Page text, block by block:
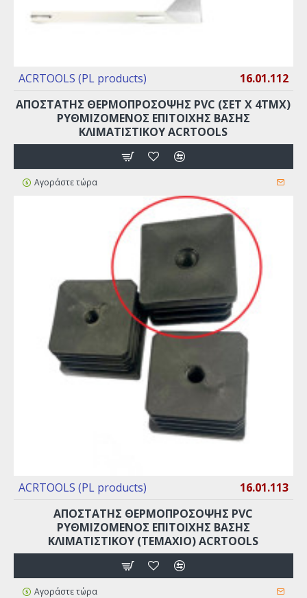
ACRTOOLS (PL products)
16.01.112
ΑΠΟΣΤΑΤΗΣ ΘΕΡΜΟΠΡΟΣΟΨΗΣ PVC (ΣΕΤ X 4ΤΜΧ)
ΡΥΘΜΙΖΌΜΕΝΟΣ ΕΠΙΤΟΙΧΗΣ ΒΑΣΗΣ
ΚΛΙΜΑΤΙΣΤΙΚΟΥ ACRTOOLS
Αγοράστε τώρα
ACRTOOLS (PL products)
16.01.113
ΑΠΟΣΤΑΤΗΣ ΘΕΡΜΟΠΡΟΣΟΨΗΣ PVC
ΡΥΘΜΙΖΌΜΕΝΟΣ ΕΠΙΤΟΙΧΗΣ ΒΑΣΗΣ
ΚΛΙΜΑΤΙΣΤΙΚΟΥ (ΤΕΜΆΧΙΟ) ACRTOOLS
Αγοράστε τώρα